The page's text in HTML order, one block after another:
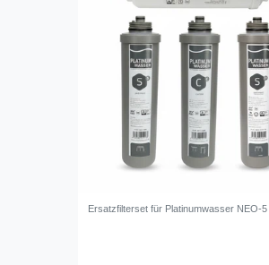
Ersatzfilterset für Platinumwasser NEO-5